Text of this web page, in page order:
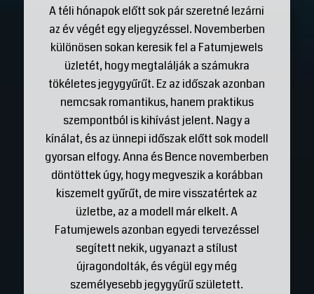
A téli hónapok előtt sok pár szeretné lezárni
az év végét egy eljegyzéssel. Novemberben
különösen sokan keresik fel a Fatumjewels
üzletét, hogy megtalálják a számukra
tökéletes jegygyűrűt. Ez az időszak azonban
nemcsak romantikus, hanem praktikus
szempontból is kihívást jelent. Nagy a
kínálat, és az ünnepi időszak előtt sok modell
gyorsan elfogy. Anna és Bence novemberben
döntöttek úgy, hogy megveszik a korábban
kiszemelt gyűrűt, de mire visszatértek az
üzletbe, az a modell már elkelt. A
Fatumjewels azonban egyedi tervezéssel
segített nekik, ugyanazt a stílust
újragondolták, és végül egy még
személyesebb jegygyűrű született.